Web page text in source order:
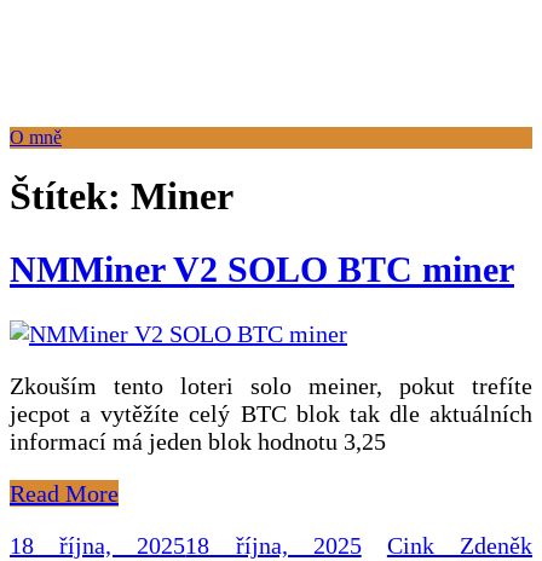
O mně
Štítek: Miner
NMMiner V2 SOLO BTC miner
Zkouším tento loteri solo meiner, pokut trefíte
jecpot a vytěžíte celý BTC blok tak dle aktuálních
informací má jeden blok hodnotu 3,25
Read More
18 října, 202518 října, 2025
Cink Zdeněk